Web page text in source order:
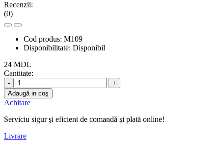
Recenzii:
(0)
Cod produs: M109
Disponibilitate: Disponibil
24 MDL
Cantitate:
-
+
Adaugă in coş
Achitare
Serviciu sigur şi eficient de comandă şi plată online!
Livrare